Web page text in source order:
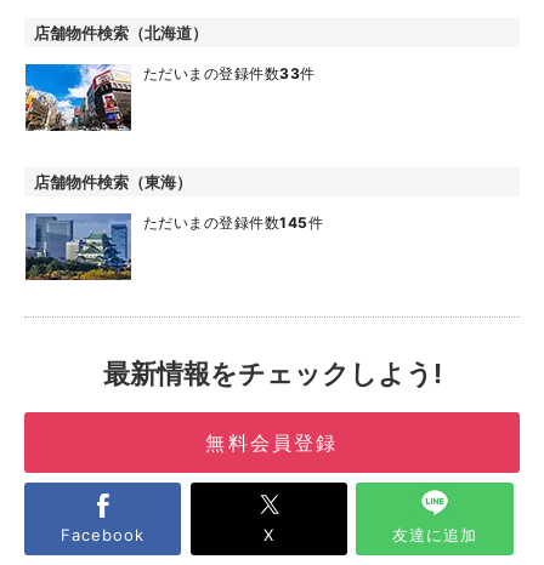
店舗物件検索（北海道）
ただいまの登録件数33件
店舗物件検索（東海）
ただいまの登録件数145件
最新情報をチェックしよう!
無料会員登録
Facebook X 友達に追加